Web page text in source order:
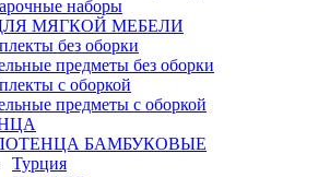
наборы
МЯГКОЙ МЕБЕЛИ
без оборки
предметы без оборки
с оборкой
предметы с оборкой
БАМБУКОВЫЕ
Турция